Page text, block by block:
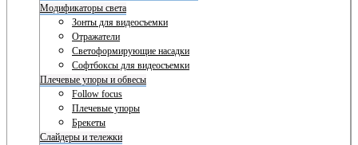
Модификаторы света
Зонты для видеосъемки
Отражатели
Светоформирующие насадки
Софтбоксы для видеосъемки
Плечевые упоры и обвесы
Follow focus
Плечевые упоры
Брекеты
Слайдеры и тележки